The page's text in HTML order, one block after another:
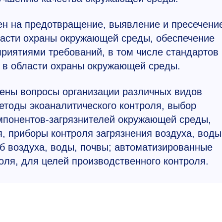
на предотвращение, выявление и
охраны окружающей среды, обеспечение
требований, в том числе стандартов
области охраны окружающей среды.
вопросы организации различных видов
экоаналитического контроля, выбор
загрязнителей окружающей среды,
приборы контроля загрязнения воздуха,
воздуха, воды, почвы; автоматизированные
для целей производственного контроля.